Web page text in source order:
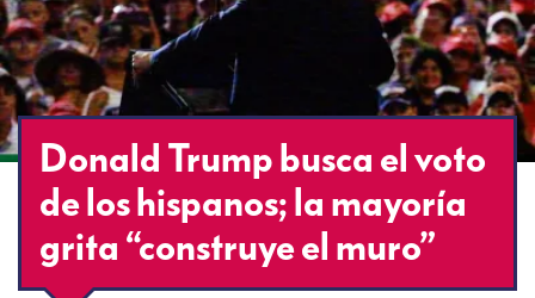
Donald Trump busca el voto
de los hispanos; la mayoría
grita “construye el muro”